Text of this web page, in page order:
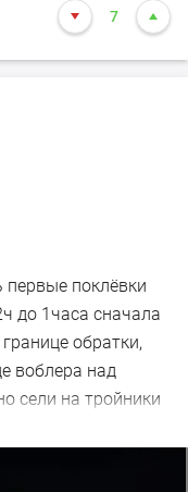
7
первые поклёвки
до 1часа сначала
обратки,
воблера над
сели на тройники
Ждем